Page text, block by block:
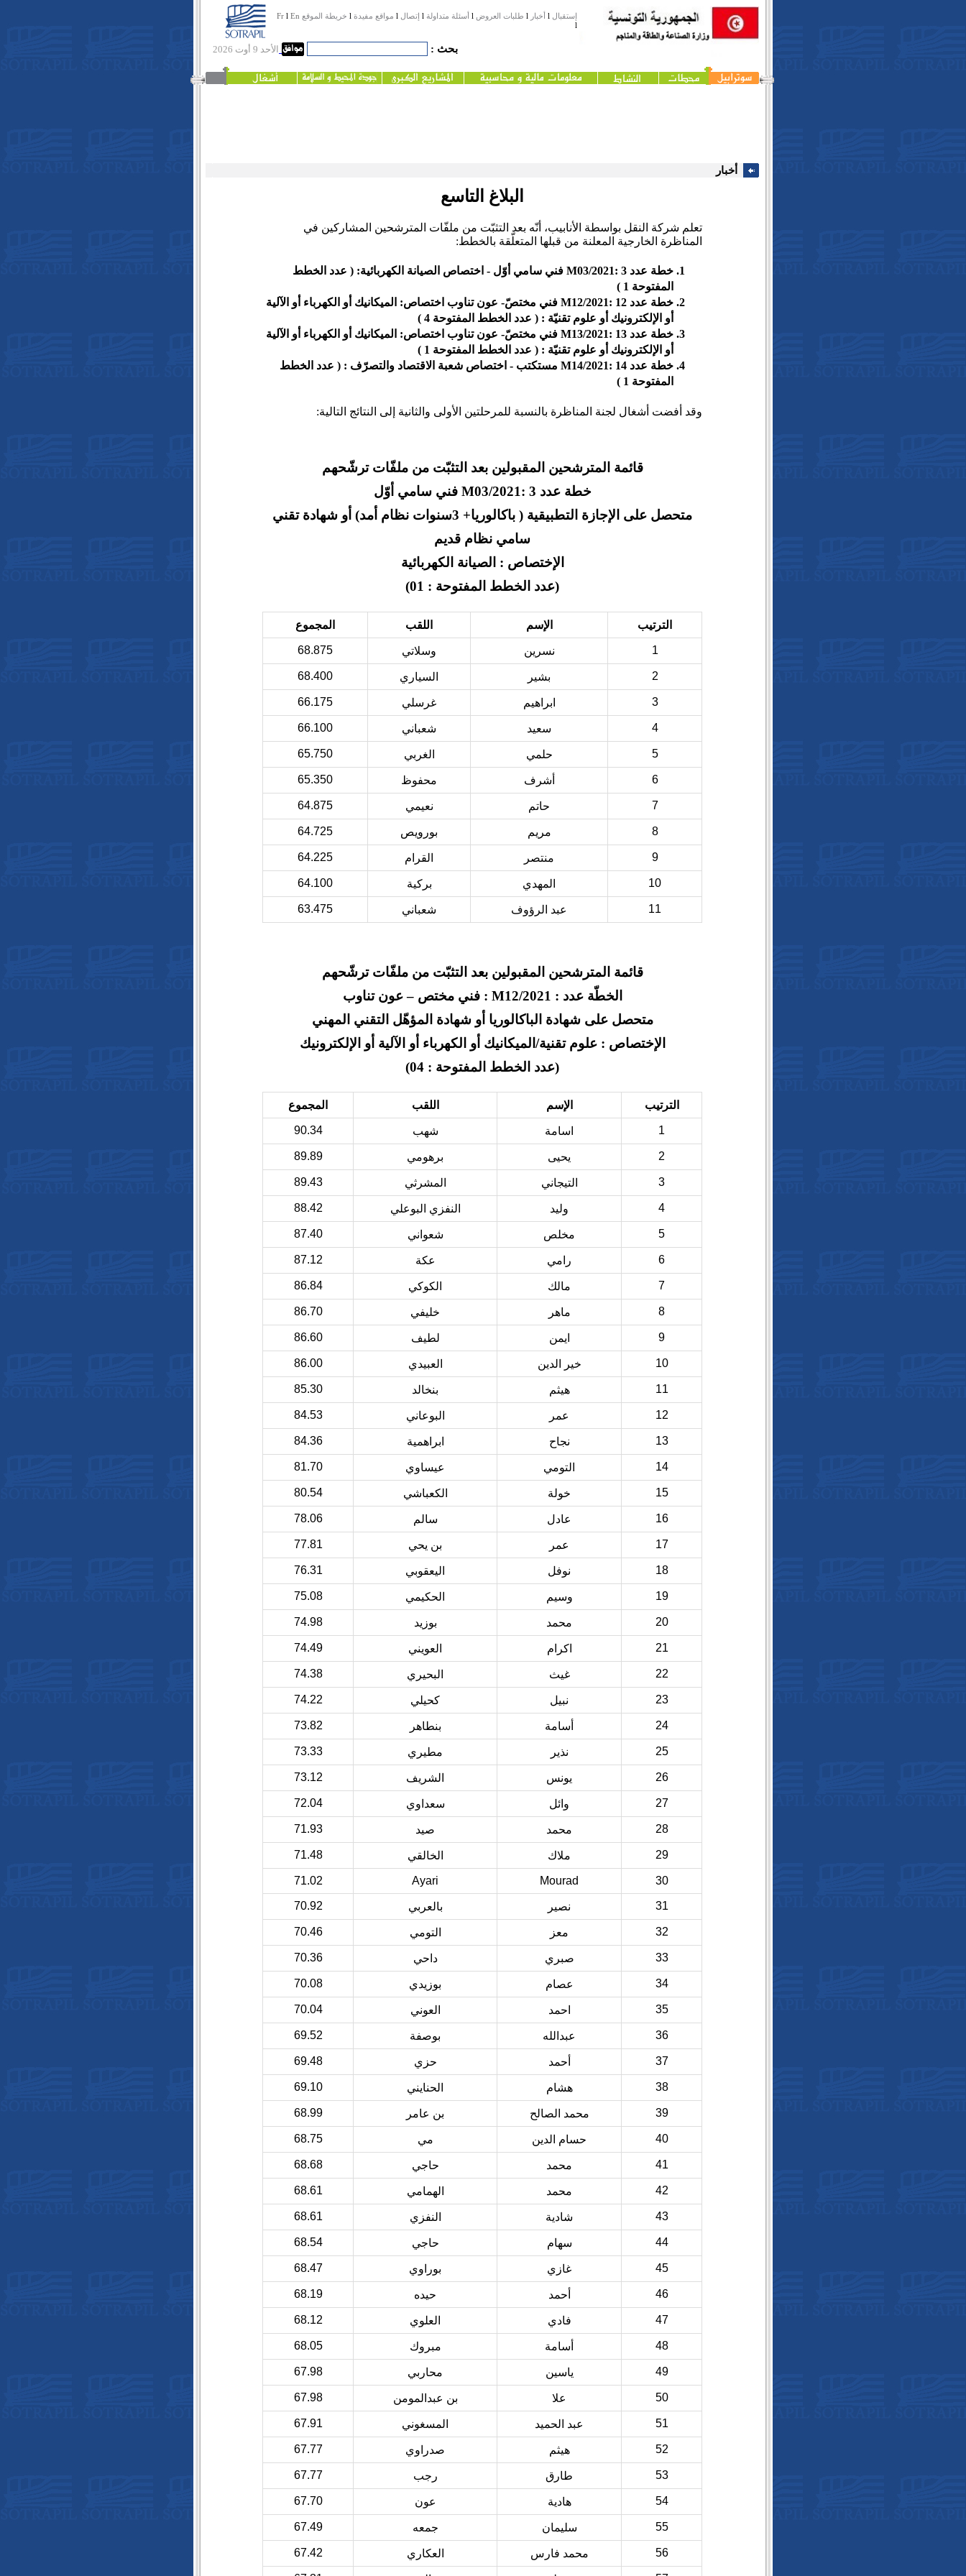
إستقبال أخبار طلبات العروض أسئلة متداولة إتصال مواقع مفيدة خريطة الموقع Fr l En
l
بحث : الأحد 9 أوت 2026
أخبار
البلاغ التاسع
تعلم شركة النقل بواسطة الأنابيب، أنّه بعد التثبّت من ملفّات المترشحين المشاركين في
المناظرة الخارجية المعلنة من قبلها المتعلّقة بالخطط:
خطة عدد 3 :M03/2021 فني سامي أوّل - اختصاص الصيانة الكهربائية: ( عدد الخطط
المفتوحة 1 )
خطة عدد 12 :M12/2021 فني مختصّ- عون تناوب اختصاص: الميكانيك أو الكهرباء أو الآلية
أو الإلكترونيك أو علوم تقنيّة : ( عدد الخطط المفتوحة 4 )
خطة عدد 13 :M13/2021 فني مختصّ- عون تناوب اختصاص: الميكانيك أو الكهرباء أو الآلية
أو الإلكترونيك أو علوم تقنيّة : ( عدد الخطط المفتوحة 1 )
خطة عدد 14 :M14/2021 مستكتب - اختصاص شعبة الاقتصاد والتصرّف : ( عدد الخطط
المفتوحة 1 )
وقد أفضت أشغال لجنة المناظرة بالنسبة للمرحلتين الأولى والثانية إلى النتائج التالية:
قائمة المترشحين المقبولين بعد التثبّت من ملفّات ترشّحهم
خطة عدد 3 :M03/2021 فني سامي أوّل
متحصل على الإجازة التطبيقية ( باكالوريا+ 3سنوات نظام أمد) أو شهادة تقني
سامي نظام قديم
الإختصاص : الصيانة الكهربائية
(عدد الخطط المفتوحة : 01)
الترتيب الإسم اللقب المجموع
1 نسرين وسلاتي 68.875
2 بشير السياري 68.400
3 ابراهيم غرسلي 66.175
4 سعيد شعباني 66.100
5 حلمي الغربي 65.750
6 أشرف محفوظ 65.350
7 حاتم نعيمي 64.875
8 مريم بورويص 64.725
9 منتصر القرام 64.225
10 المهدي بركية 64.100
11 عبد الرؤوف شعباني 63.475
قائمة المترشحين المقبولين بعد التثبّت من ملفّات ترشّحهم
الخطّة عدد : M12/2021 : فني مختص – عون تناوب
متحصل على شهادة الباكالوريا أو شهادة المؤهّل التقني المهني
الإختصاص : علوم تقنية/الميكانيك أو الكهرباء أو الآلية أو الإلكترونيك
(عدد الخطط المفتوحة : 04)
الترتيب الإسم اللقب المجموع
1 اسامة شهب 90.34
2 يحيى برهومي 89.89
3 التيجاني المشرثي 89.43
4 وليد النفزي البوعلي 88.42
5 مخلص شعواني 87.40
6 رامي عكة 87.12
7 مالك الكوكي 86.84
8 ماهر خليفي 86.70
9 ايمن لطيف 86.60
10 خير الدين العبيدي 86.00
11 هيثم بنخالد 85.30
12 عمر البوعاني 84.53
13 نجاح ابراهمية 84.36
14 التومي عيساوي 81.70
15 خولة الكعباشي 80.54
16 عادل سالم 78.06
17 عمر بن يحي 77.81
18 نوفل اليعقوبي 76.31
19 وسيم الحكيمي 75.08
20 محمد بوزيد 74.98
21 اكرام العويني 74.49
22 غيث البحيري 74.38
23 نبيل كحيلي 74.22
24 أسامة بنطاهر 73.82
25 نذير مطيري 73.33
26 يونس الشريف 73.12
27 وائل سعداوي 72.04
28 محمد صيد 71.93
29 ملاك الخالقي 71.48
30
Mourad
Ayari
71.02
31 نصير بالعربي 70.92
32 معز التومي 70.46
33 صبري داحي 70.36
34 عصام بوزيدي 70.08
35 احمد العوني 70.04
36 عبدالله بوصفة 69.52
37 أحمد حزي 69.48
38 هشام الحنايني 69.10
39 محمد الصالح بن عامر 68.99
40 حسام الدين مي 68.75
41 محمد حاجي 68.68
42 محمد الهمامي 68.61
43 شادية النفزي 68.61
44 سهام حاجي 68.54
45 غازي بوراوي 68.47
46 أحمد حيده 68.19
47 فادي العلوي 68.12
48 أسامة مبروك 68.05
49 ياسين محاربي 67.98
50 علا بن عبدالمومن 67.98
51 عبد الحميد المسغوني 67.91
52 هيثم صدراوي 67.77
53 طارق رجب 67.77
54 هادية عون 67.70
55 سليمان جمعه 67.49
56 محمد فارس العكاري 67.42